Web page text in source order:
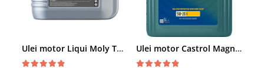
Ulei motor Liqui Moly Top Tec 4200 5W30 - 5 Litri Ulei motor Castrol Magnatec Professional Ford E 5W20 - 5 Litri